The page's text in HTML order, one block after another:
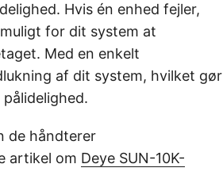
Hvis én enhed fejler,
for dit system at
Med en enkelt
af dit system, hvilket gør
de håndterer
artikel om Deye SUN-10K-